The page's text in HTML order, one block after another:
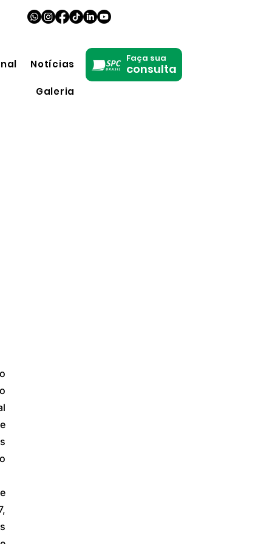
Notícias
Galeria
Faça sua
consulta